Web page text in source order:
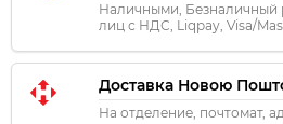
Наличными, Безналичный
лиц с НДС, Liqpay, Visa/
Доставка Новою
На отделение, почтомат,